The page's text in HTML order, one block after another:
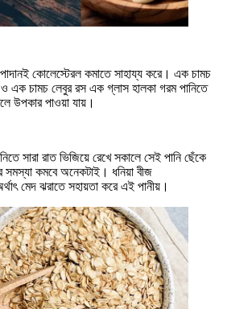
কোলেস্টেরল কমাতে সাহায্য করে। এক চামচ
এক চামচ লেবুর রস এক গ্লাস হালকা গরম পানিতে
উপকার পাওয়া যায়।
সারা রাত ভিজিয়ে রেখে সকালে সেই পানি ছেঁকে
কমবে অনেকটাই। ধনিয়া বীজ
মেদ ঝরাতে সহায়তা করে এই পানীয়।